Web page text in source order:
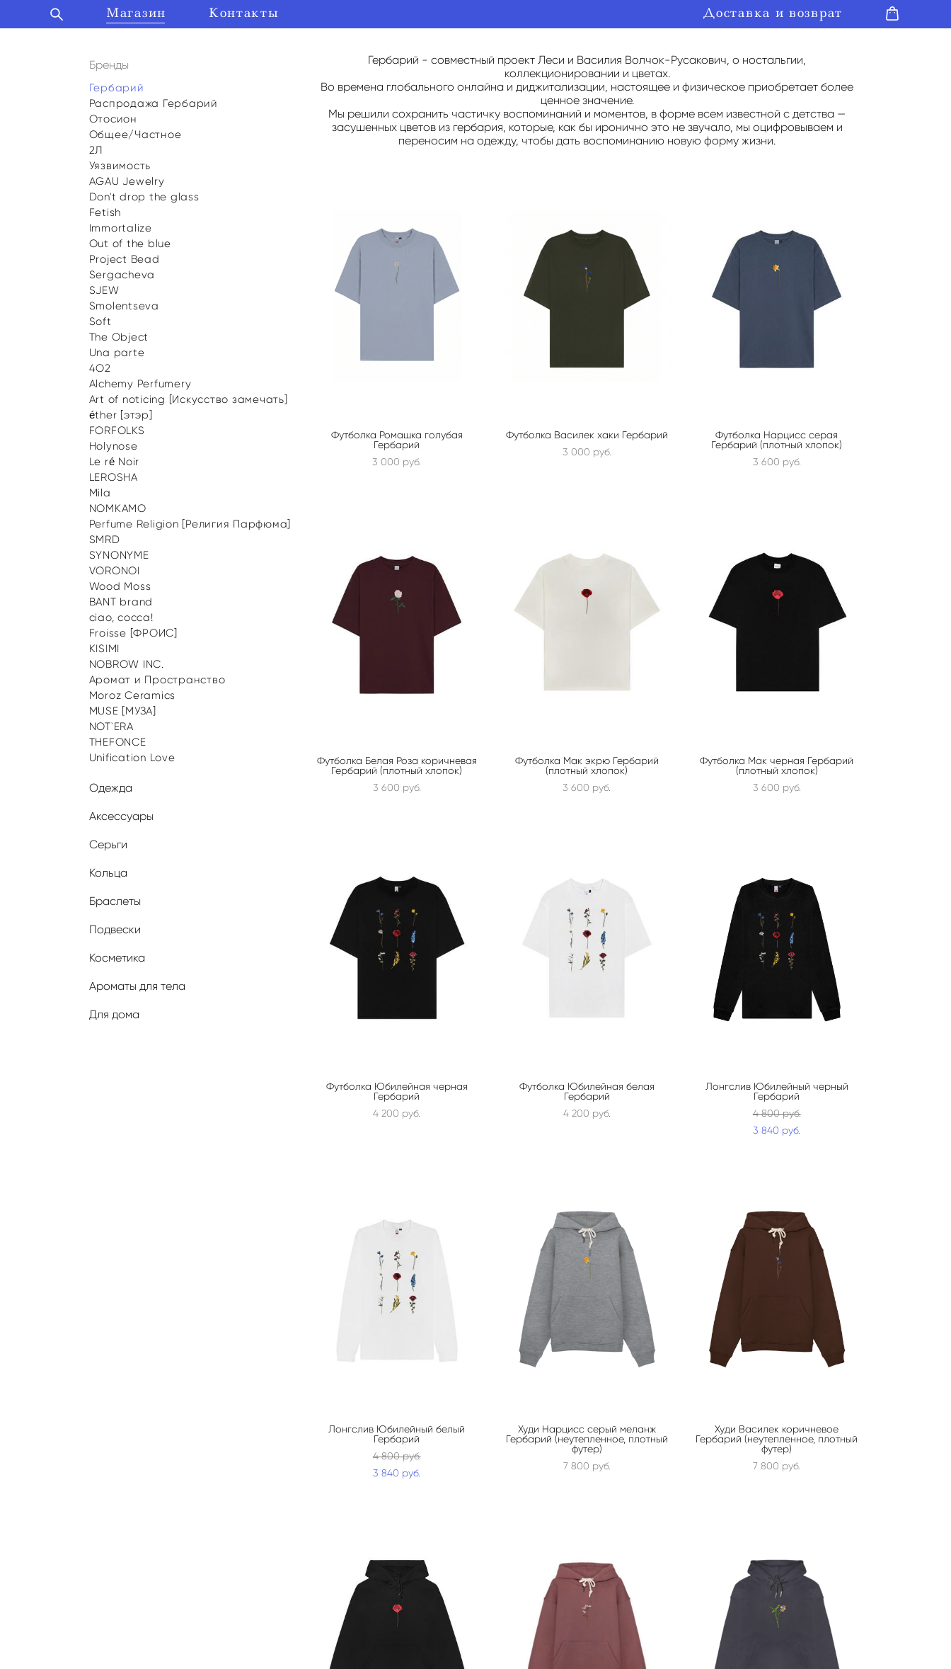
Магазин Контакты Доставка и возврат
Магазин Контакты Доставка и возврат
Бренды
Гербарий
Распродажа Гербарий
Отосион
Общее/Частное
2Л
Уязвимость
AGAU Jewelry
Don't drop the glass
Fetish
Immortalize
Out of the blue
Project Bead
Sergacheva
SJEW
Smolentseva
Soft
The Object
Una parte
4O2
Alchemy Perfumery
Art of noticing [Искусство замечать]
éther [этэр]
FORFOLKS
Holynose
Le ré Noir
LEROSHA
Mila
NOMKAMO
Perfume Religion [Религия Парфюма]
SMRD
SYNONYME
VORONOI
Wood Moss
BANT brand
ciao, cocca!
Froisse [ФРОИС]
KISIMI
NOBROW INC.
Аромат и Пространство
Moroz Ceramics
MUSE [МУЗА]
NOT`ERA
THEFONCE
Unification Love
Одежда
Аксессуары
Серьги
Кольца
Браслеты
Подвески
Косметика
Ароматы для тела
Для дома
Гербарий - совместный проект Леси и Василия Волчок-Русакович, о ностальгии,
коллекционировании и цветах.
Во времена глобального онлайна и диджитализации, настоящее и физическое приобретает более
ценное значение.
Мы решили сохранить частичку воспоминаний и моментов, в форме всем известной с детства —
засушенных цветов из гербария, которые, как бы иронично это не звучало, мы оцифровываем и
переносим на одежду, чтобы дать воспоминанию новую форму жизни.
Футболка Ромашка голубая
Гербарий
3 000 pуб.
Футболка Василек хаки Гербарий
3 000 pуб.
Футболка Нарцисс серая
Гербарий (плотный хлопок)
3 600 pуб.
Футболка Белая Роза коричневая
Гербарий (плотный хлопок)
3 600 pуб.
Футболка Мак экрю Гербарий
(плотный хлопок)
3 600 pуб.
Футболка Мак черная Гербарий
(плотный хлопок)
3 600 pуб.
Футболка Юбилейная черная
Гербарий
4 200 pуб.
Футболка Юбилейная белая
Гербарий
4 200 pуб.
Лонгслив Юбилейный черный
Гербарий
4 800 pуб.
3 840 pуб.
Лонгслив Юбилейный белый
Гербарий
4 800 pуб.
3 840 pуб.
Худи Нарцисс серый меланж
Гербарий (неутепленное, плотный
футер)
7 800 pуб.
Худи Василек коричневое
Гербарий (неутепленное, плотный
футер)
7 800 pуб.